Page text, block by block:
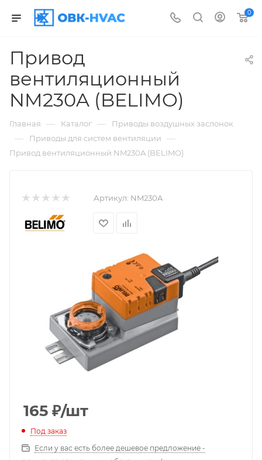
0
Привод
вентиляционный
NM230A (BELIMO)
Главная — Каталог — Приводы воздушных заслонок
— Приводы для систем вентиляции —
Привод вентиляционный NM230A (BELIMO)
Артикул: NM230A
165 ₽/шт
Под заказ
Если у вас есть более дешевое предложение -